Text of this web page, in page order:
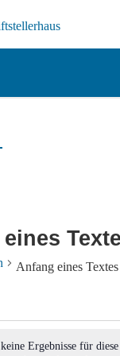
Anfang eines Textes
Ergebnisse für